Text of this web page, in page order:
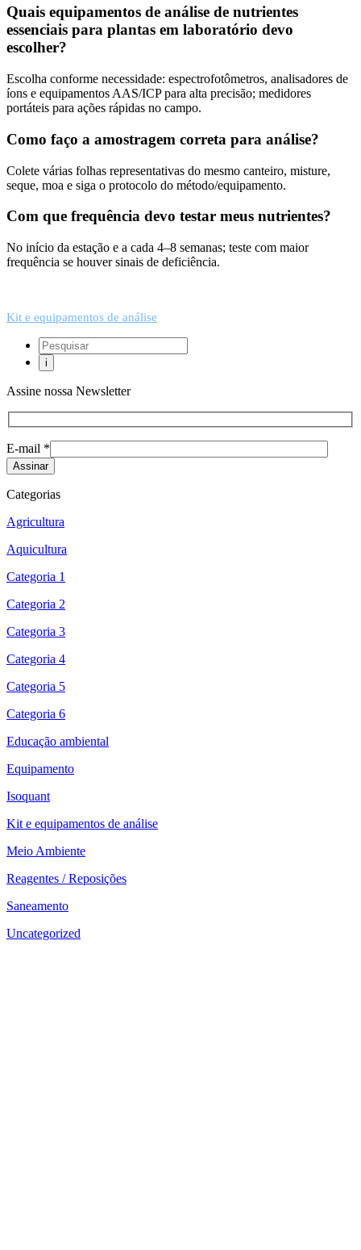
Quais equipamentos de análise de nutrientes
essenciais para plantas em laboratório devo
escolher?
Escolha conforme necessidade: espectrofotômetros, analisadores de
íons e equipamentos AAS/ICP para alta precisão; medidores
portáteis para ações rápidas no campo.
Como faço a amostragem correta para análise?
Colete várias folhas representativas do mesmo canteiro, misture,
seque, moa e siga o protocolo do método/equipamento.
Com que frequência devo testar meus nutrientes?
No início da estação e a cada 4–8 semanas; teste com maior
frequência se houver sinais de deficiência.
Kit e equipamentos de análise
Assine nossa Newsletter
E-mail *
Categorias
Agricultura
Aquicultura
Categoria 1
Categoria 2
Categoria 3
Categoria 4
Categoria 5
Categoria 6
Educação ambiental
Equipamento
Isoquant
Kit e equipamentos de análise
Meio Ambiente
Reagentes / Reposições
Saneamento
Uncategorized